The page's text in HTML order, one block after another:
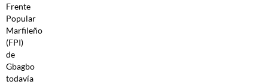
Frente
Popular
Marfileño
(FPI)
de
Gbagbo
todavía